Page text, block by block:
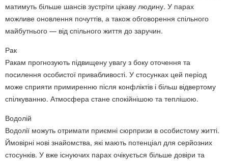
матимуть більше шансів зустріти цікаву людину. У парах
можливе оновлення почуттів, а також обговорення спільного
майбутнього — від спільного життя до заручин.
Рак
Ракам прогнозують підвищену увагу з боку оточення та
посилення особистої привабливості. У стосунках цей період
може сприяти примиренню після конфліктів і більш відвертому
спілкуванню. Атмосфера стане спокійнішою та теплішою.
Водолій
Водолії можуть отримати приємні сюрпризи в особистому житті.
Ймовірні нові знайомства, які мають потенціал для серйозних
стосунків. У вже існуючих парах очікується більше довіри та